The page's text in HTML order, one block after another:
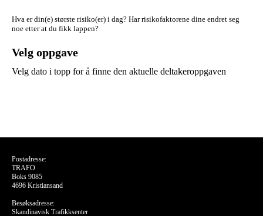
Hva er din(e) største risiko(er) i dag? Har risikofaktorene dine endret seg
noe etter at du fikk lappen?
Velg oppgave
Velg dato i topp for å finne den aktuelle deltakeroppgaven
Postadresse:
TRAFO
Boks 9085
4696 Kristiansand
Besøksadresse:
Skandinavisk Trafikksenter